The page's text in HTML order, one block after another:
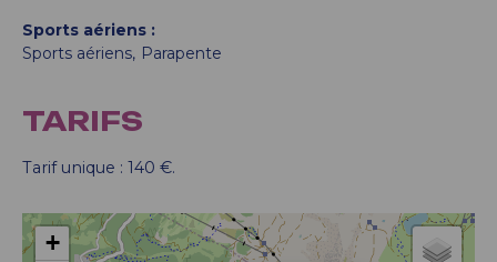
Sports aériens
Sports aériens Parapente
TARIFS
Tarif unique : 140 €.
+